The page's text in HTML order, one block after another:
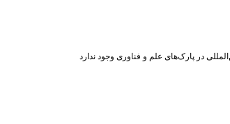
در پارک‌های علم و فناوری وجود ندارد